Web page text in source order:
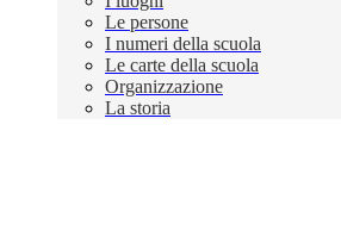
Le persone
I numeri della scuola
Le carte della scuola
Organizzazione
La storia